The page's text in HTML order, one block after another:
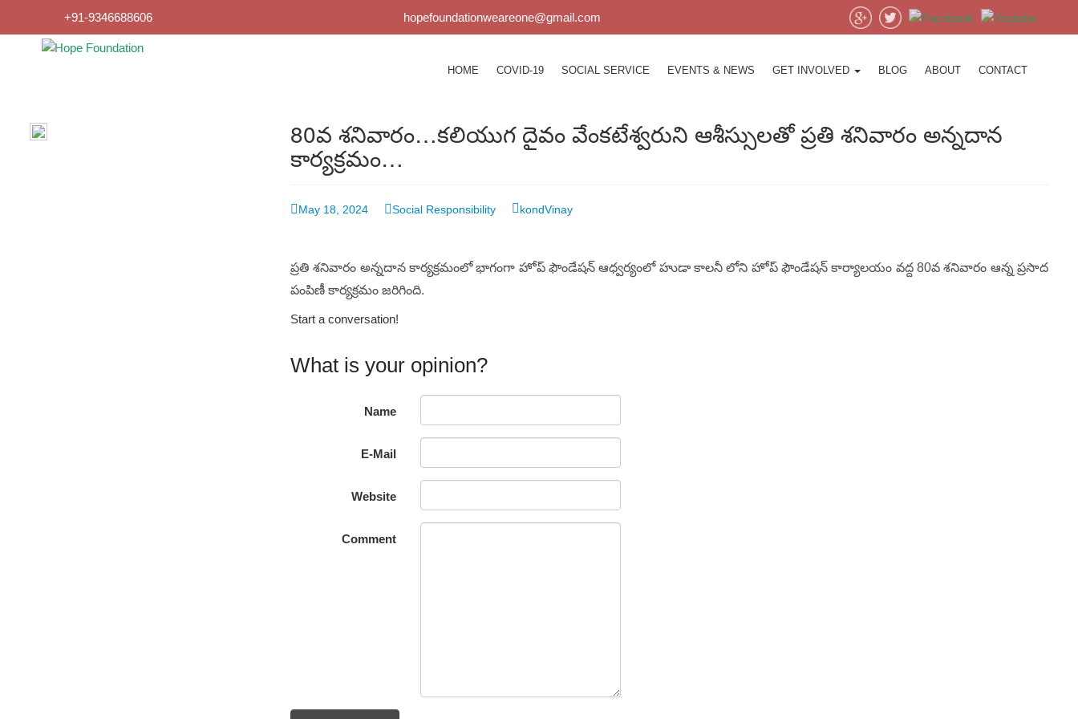
+91-9346688606 hopefoundationweareone@gmail.com
HOME COVID-19 SOCIAL SERVICE EVENTS & NEWS GET INVOLVED BLOG ABOUT CONTACT
80వ శనివారం…కలియుగ దైవం వేంకటేశ్వరుని ఆశీస్సులతో ప్రతి శనివారం అన్నదాన
కార్యక్రమం…
May 18, 2024 Social Responsibility kondVinay
ప్రతి శనివారం అన్నదాన కార్యక్రమంలో భాగంగా హోప్ ఫౌండేషన్ ఆధ్వర్యంలో హుడా కాలనీ లోని హోప్ ఫౌండేషన్ కార్యాలయం వద్ద 80వ శనివారం ఆన్న ప్రసాద
పంపిణీ కార్యక్రమం జరిగింది.
Start a conversation!
What is your opinion?
Name
E-Mail
Website
Comment